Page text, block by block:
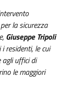
la sicurezza
Giuseppe Tripoli
residenti, le cui
agli uffici di
le maggiori